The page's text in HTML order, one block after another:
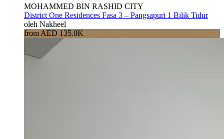
MOHAMMED BIN RASHID CITY
District One Residences Fasa 3 – Pangsapuri 1 Bilik Tidur
oleh Nakheel
from AED 135.0K